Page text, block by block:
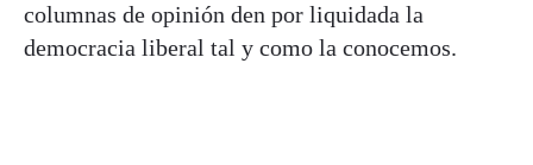
columnas de opinión den por liquidada la
democracia liberal tal y como la conocemos.